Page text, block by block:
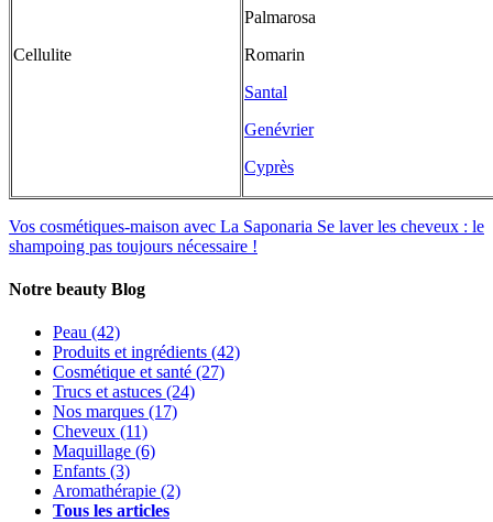
Cellulite
Palmarosa
Romarin
Santal
Genévrier
Cyprès
Vos cosmétiques-maison avec La Saponaria Se laver les cheveux : le
shampoing pas toujours nécessaire !
Notre beauty Blog
Peau (42)
Produits et ingrédients (42)
Cosmétique et santé (27)
Trucs et astuces (24)
Nos marques (17)
Cheveux (11)
Maquillage (6)
Enfants (3)
Aromathérapie (2)
Tous les articles